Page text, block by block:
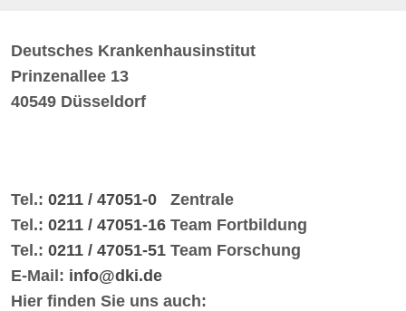
Deutsches Krankenhausinstitut
Prinzenallee 13
40549 Düsseldorf
Tel.: 0211 / 47051-0 Zentrale
Tel.: 0211 / 47051-16 Team Fortbildung
Tel.: 0211 / 47051-51 Team Forschung
E-Mail: info@dki.de
Hier finden Sie uns auch: